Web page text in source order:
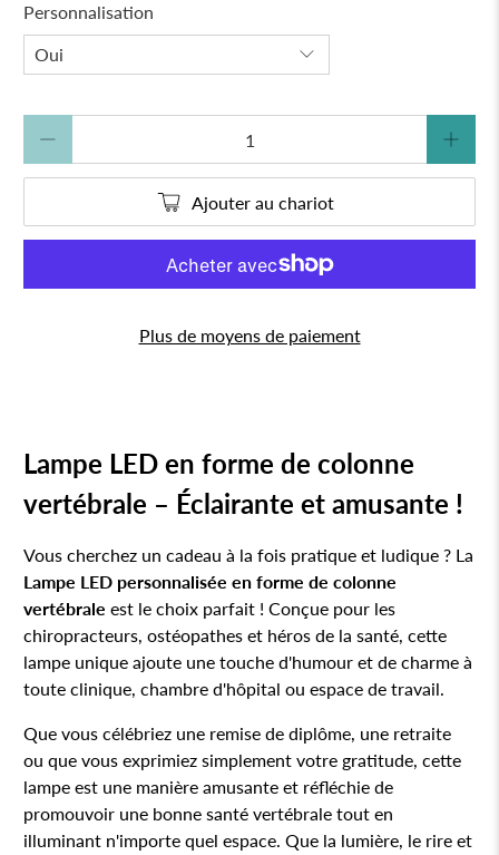
Personnalisation
Ajouter au chariot
Plus de moyens de paiement
Lampe LED en forme de colonne
vertébrale – Éclairante et amusante !
Vous cherchez un cadeau à la fois pratique et ludique ? La
Lampe LED personnalisée en forme de colonne
vertébrale est le choix parfait ! Conçue pour les
chiropracteurs, ostéopathes et héros de la santé, cette
lampe unique ajoute une touche d'humour et de charme à
toute clinique, chambre d'hôpital ou espace de travail.
Que vous célébriez une remise de diplôme, une retraite
ou que vous exprimiez simplement votre gratitude, cette
lampe est une manière amusante et réfléchie de
promouvoir une bonne santé vertébrale tout en
illuminant n'importe quel espace. Que la lumière, le rire et